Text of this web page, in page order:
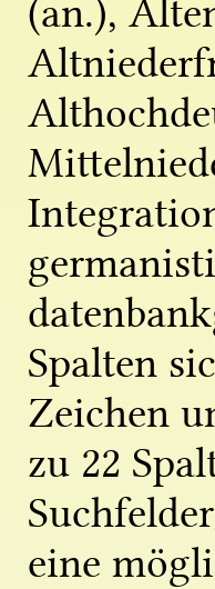
(an.),
Spalten
Zeichen
zu 22
eine